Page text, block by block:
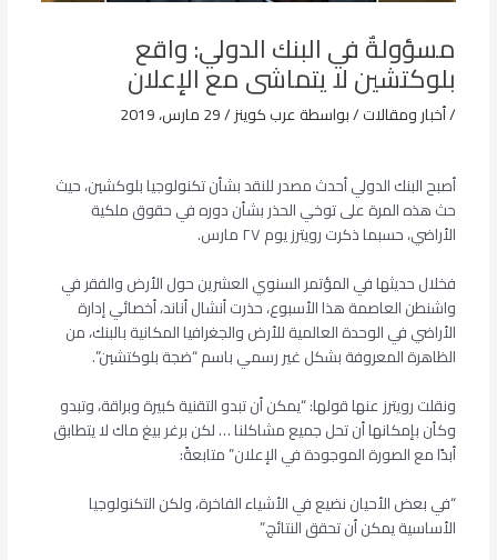
مسؤولةٌ في البنك الدولي: واقع
بلوكتشين لا يتماشى مع الإعلان
/أخبار ومقالات/ بواسطةعرب كوينز/29 مارس، 2019
أصبح البنك الدولي أحدث مصدر للنقد بشأن تكنولوجيا بلوكشين، حيث
حث هذه المرة على توخي الحذر بشأن دوره في حقوق ملكية
الأراضي، حسبما ذكرت رويترز يوم ٢٧ مارس.
فخلال حديثها في المؤتمر السنوي العشرين حول الأرض والفقر في
واشنطن العاصمة هذا الأسبوع، حذرت أنشال أناند، أخصائي إدارة
الأراضي في الوحدة العالمية للأرض والجغرافيا المكانية بالبنك، من
الظاهرة المعروفة بشكل غير رسمي باسم “ضجة بلوكتشين”.
ونقلت رويترز عنها قولها: “يمكن أن تبدو التقنية كبيرة وبراقة، وتبدو
وكأن بإمكانها أن تحل جميع مشاكلنا … لكن برغر بيغ ماك لا يتطابق
أبدًا مع الصورة الموجودة في الإعلان” متابعةً:
“في بعض الأحيان نضيع في الأشياء الفاخرة، ولكن التكنولوجيا
الأساسية يمكن أن تحقق النتائج.”